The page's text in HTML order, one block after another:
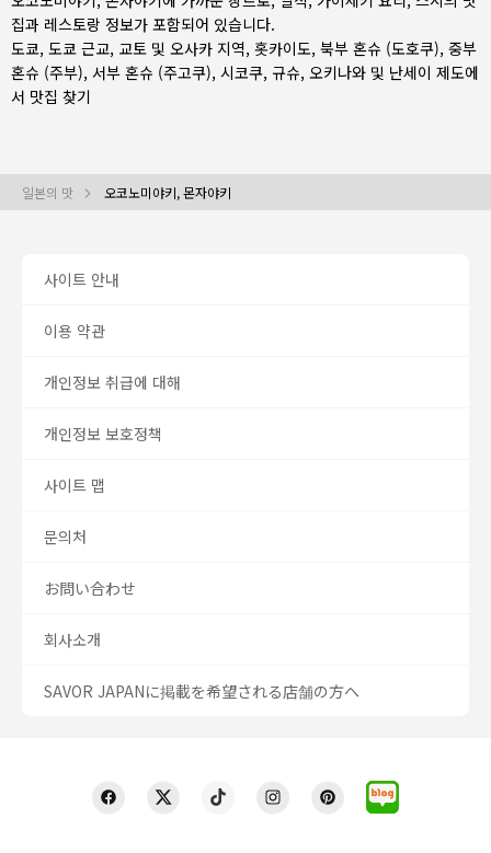
집과 레스토랑 정보가 포함되어 있습니다.
도쿄, 도쿄 근교, 교토 및 오사카 지역, 홋카이도, 북부 혼슈 (도호쿠), 중부
혼슈 (주부), 서부 혼슈 (주고쿠), 시코쿠, 규슈, 오키나와 및 난세이 제도에
서 맛집 찾기
일본의 맛 오코노미야키, 몬자야키
사이트 안내
이용 약관
개인정보 취급에 대해
개인정보 보호정책
사이트 맵
문의처
お問い合わせ
회사소개
SAVOR JAPANに掲載を希望される店舗の方へ